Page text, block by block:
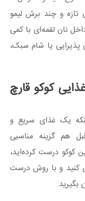
تازه و چند برش لیمو
نان لقمه‌ای با کمی
یا شام سبک،
کوکو قارچ
یک غذای سریع و
هم گزینه مناسبی
کوکو درست کرده‌اید،
کنید و با روش درست
بگیرید.